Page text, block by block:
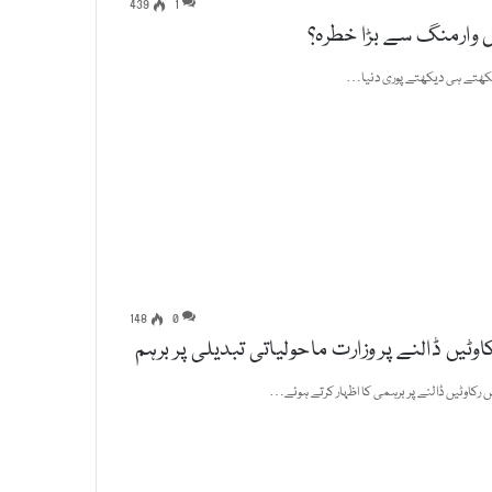
1
439
وارمنگ سے بڑا خطرہ؟
0
148
ڈالنے پر وزارت ماحولیاتی تبدیلی پر برہم
ڈالنے پر برہمی کا اظہار کرتے ہوئے…